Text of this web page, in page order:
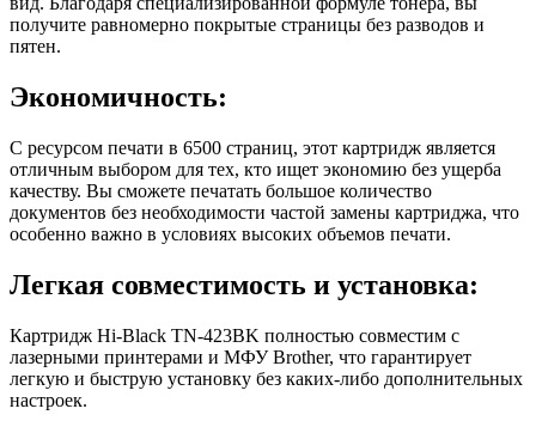
получите равномерно покрытые страницы без разводов и
пятен.
Экономичность:
С ресурсом печати в 6500 страниц, этот картридж является
отличным выбором для тех, кто ищет экономию без ущерба
качеству. Вы сможете печатать большое количество
документов без необходимости частой замены картриджа, что
особенно важно в условиях высоких объемов печати.
Легкая совместимость и установка:
Картридж Hi-Black TN-423BK полностью совместим с
лазерными принтерами и МФУ Brother, что гарантирует
легкую и быструю установку без каких-либо дополнительных
настроек.